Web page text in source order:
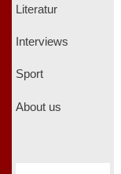
Literatur
Interviews
Sport
About us